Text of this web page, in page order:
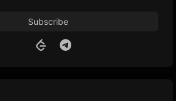
Subscribe